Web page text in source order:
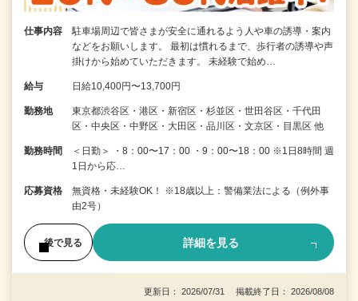
仕事内容
駐車場周辺で皆さまが安全に通れるよう人や車の誘導・案内
などをお願いします。 最初は慣れるまで、歩行者の誘導や声
掛けから始めていただきます。 未経験で始め…
給与 日給10,400円〜13,700円
勤務地
東京都渋谷区・港区・新宿区・杉並区・世田谷区・千代田
区・中央区・中野区・大田区・品川区・文京区・目黒区 他
勤務時間
＜日勤＞ ・8：00〜17：00 ・9：00〜18：00 ※1日8時間 週
1日から応…
応募資格
無資格・未経験OK！ ※18歳以上：警備業法による（例外事
由2号）
後で見る 詳細を見る
更新日： 2026/07/31 掲載終了日： 2026/08/08